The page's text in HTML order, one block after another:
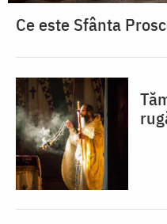
Ce este Sfânta